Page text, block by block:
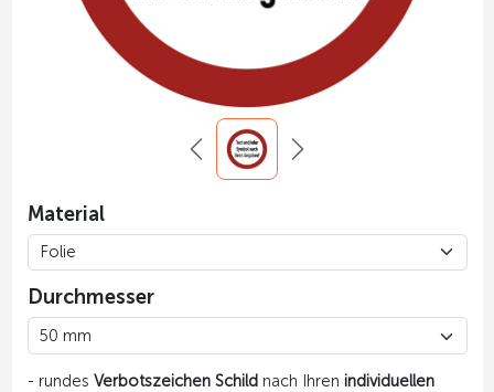
Material
Durchmesser
- rundes Verbotszeichen Schildnach Ihren individuellen